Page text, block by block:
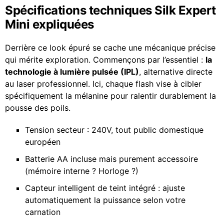
Spécifications techniques Silk Expert
Mini expliquées
Derrière ce look épuré se cache une mécanique précise
qui mérite exploration. Commençons par l’essentiel : la
technologie à lumière pulsée (IPL), alternative directe
au laser professionnel. Ici, chaque flash vise à cibler
spécifiquement la mélanine pour ralentir durablement la
pousse des poils.
Tension secteur : 240V, tout public domestique
européen
Batterie AA incluse mais purement accessoire
(mémoire interne ? Horloge ?)
Capteur intelligent de teint intégré : ajuste
automatiquement la puissance selon votre
carnation